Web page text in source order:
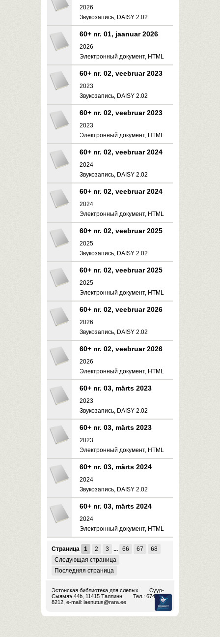
2026
Звукозапись, DAISY 2.02
60+ nr. 01, jaanuar 2026
2026
Электронный документ, HTML
60+ nr. 02, veebruar 2023
2023
Звукозапись, DAISY 2.02
60+ nr. 02, veebruar 2023
2023
Электронный документ, HTML
60+ nr. 02, veebruar 2024
2024
Звукозапись, DAISY 2.02
60+ nr. 02, veebruar 2024
2024
Электронный документ, HTML
60+ nr. 02, veebruar 2025
2025
Звукозапись, DAISY 2.02
60+ nr. 02, veebruar 2025
2025
Электронный документ, HTML
60+ nr. 02, veebruar 2026
2026
Звукозапись, DAISY 2.02
60+ nr. 02, veebruar 2026
2026
Электронный документ, HTML
60+ nr. 03, märts 2023
2023
Звукозапись, DAISY 2.02
60+ nr. 03, märts 2023
2023
Электронный документ, HTML
60+ nr. 03, märts 2024
2024
Звукозапись, DAISY 2.02
60+ nr. 03, märts 2024
2024
Электронный документ, HTML
Страница 1 2 3 ... 66 67
68
Следующая страница
Последняя страница
Эстонская библиотека для слепых
Суур-
Сыямяэ 44b, 11415 Таллинн
Тел.: 674
8212, e-mail: laenutus@rara.ee